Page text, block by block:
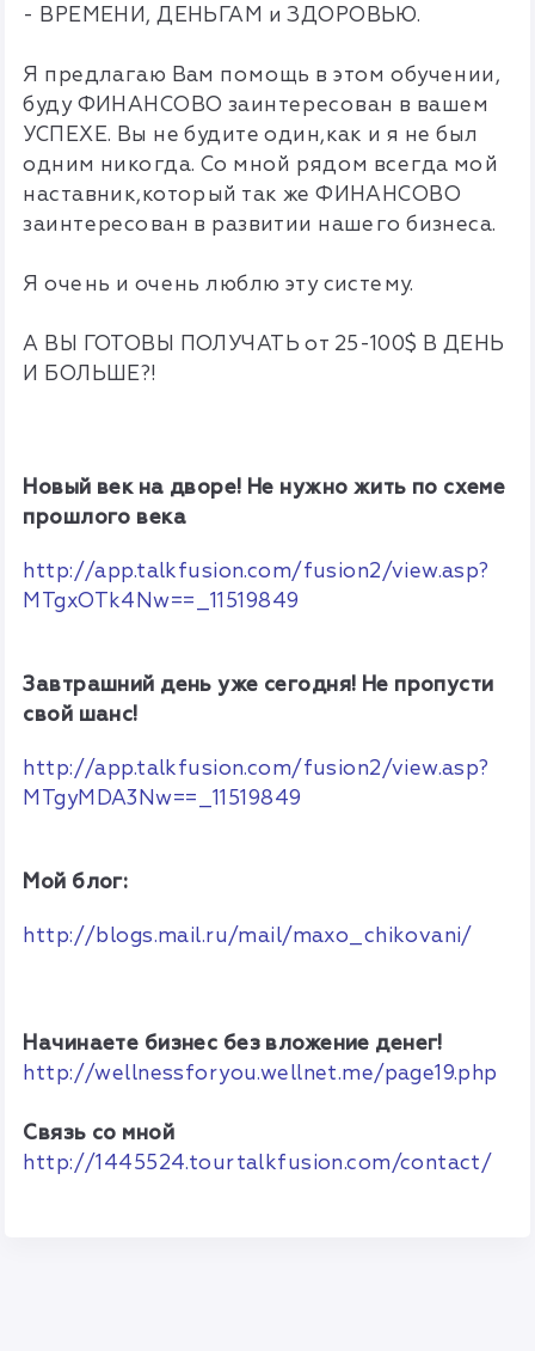
- ВРЕМЕНИ, ДЕНЬГАМ и ЗДОРОВЬЮ.
Я предлагаю Вам помощь в этом обучении,
буду ФИНАНСОВО заинтересован в вашем
УСПЕХЕ. Вы не будите один,как и я не был
одним никогда. Со мной рядом всегда мой
наставник,который так же ФИНАНСОВО
заинтересован в развитии нашего бизнеса.
Я очень и очень люблю эту систему.
А ВЫ ГОТОВЫ ПОЛУЧАТЬ от 25-100$ В ДЕНЬ
И БОЛЬШЕ?!
Новый век на дворе! Не нужно жить по схеме
прошлого века
http://app.talkfusion.com/fusion2/view.asp?
MTgxOTk4Nw==_11519849
Завтрашний день уже сегодня! Не пропусти
свой шанс!
http://app.talkfusion.com/fusion2/view.asp?
MTgyMDA3Nw==_11519849
Мой блог:
http://blogs.mail.ru/mail/maxo_chikovani/
Начинаете бизнес без вложение денег!
http://wellnessforyou.wellnet.me/page19.php
Связь со мной
http://1445524.tourtalkfusion.com/contact/